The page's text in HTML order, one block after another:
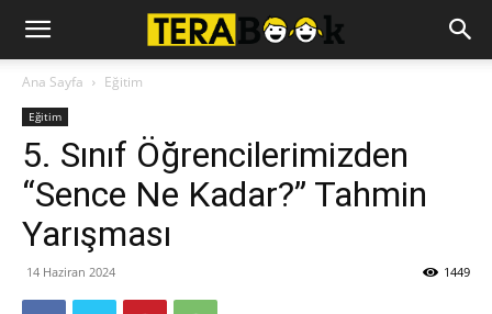
Ana Sayfa Eğitim
Eğitim
5. Sınıf Öğrencilerimizden
“Sence Ne Kadar?” Tahmin
Yarışması
14 Haziran 2024 1449